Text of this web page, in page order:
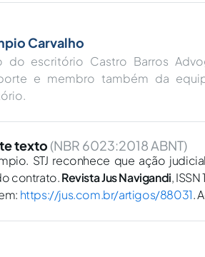
Carvalho
do escritório Castro Barros
e membro também da
texto (NBR 6023:2018 ABNT)
STJ reconhece que ação
contrato.Revista Jus Navigandi,
https://jus.com.br/artigos/88031.